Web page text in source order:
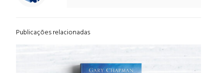
Publicações relacionadas